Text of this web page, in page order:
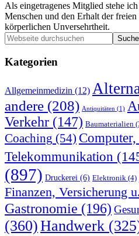
Als eingetragenes Mitglied stehe
Menschen und den Erhalt der
körperlichen Unversehrtheit.
Seitenspalte
Webseite
durchsuchen
Kategorien
Allgemeinmedizin (12)
andere (208) Antiquitäten (1)
Verkehr (147) Baumaterialien
Coaching (54)
Telekommunikation
(897) Druckerei (6) Elektronik (4)
Finanzen, Versicherung
Gastronomie (196)
(360)Handwerk